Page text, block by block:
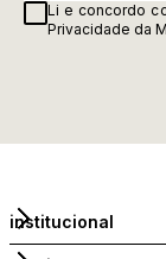
Li e concordo
Privacidade da
institucional